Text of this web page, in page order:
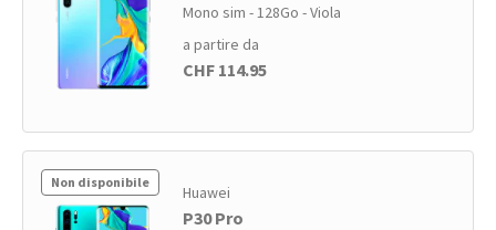
Mono sim - 128Go - Viola
a partire da
CHF 114.95
Non disponibile Huawei
P30 Pro